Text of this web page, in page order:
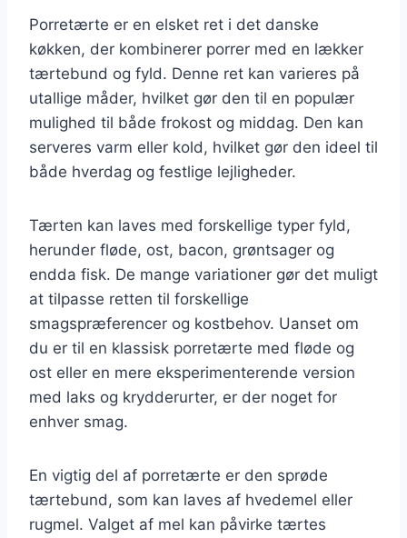
Porretærte er en elsket ret i det danske
køkken, der kombinerer porrer med en lækker
tærtebund og fyld. Denne ret kan varieres på
utallige måder, hvilket gør den til en populær
mulighed til både frokost og middag. Den kan
serveres varm eller kold, hvilket gør den ideel til
både hverdag og festlige lejligheder.
Tærten kan laves med forskellige typer fyld,
herunder fløde, ost, bacon, grøntsager og
endda fisk. De mange variationer gør det muligt
at tilpasse retten til forskellige
smagspræferencer og kostbehov. Uanset om
du er til en klassisk porretærte med fløde og
ost eller en mere eksperimenterende version
med laks og krydderurter, er der noget for
enhver smag.
En vigtig del af porretærte er den sprøde
tærtebund, som kan laves af hvedemel eller
rugmel. Valget af mel kan påvirke tærtes